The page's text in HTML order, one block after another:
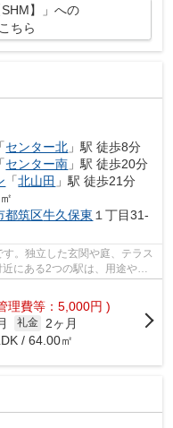
SHM】」への
ちら
「センター北 」駅 徒歩8分
「センター南 」駅 徒歩20分
「北山田 」駅 徒歩21分
都筑区牛久保東 １丁目31-
。独立した玄関や庭、テラス
にある2つの駅は、用途や行
理費等：5,000円 )
礼金
2ヶ月
/ 64.00㎡